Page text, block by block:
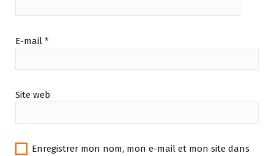
E-mail *
Site web
Enregistrer mon nom, mon e-mail et mon site dans